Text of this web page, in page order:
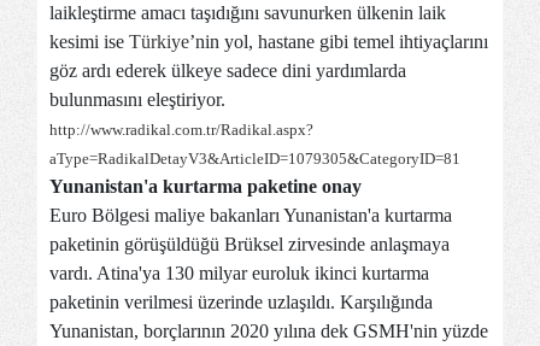
laikleştirme amacı taşıdığını savunurken ülkenin laik
kesimi ise Türkiye’nin yol, hastane gibi temel ihtiyaçlarını
göz ardı ederek ülkeye sadece dini yardımlarda
bulunmasını eleştiriyor.
http://www.radikal.com.tr/Radikal.aspx?
aType=RadikalDetayV3&ArticleID=1079305&CategoryID=81
Yunanistan'a kurtarma paketine onay
Euro Bölgesi maliye bakanları Yunanistan'a kurtarma
paketinin görüşüldüğü Brüksel zirvesinde anlaşmaya
vardı. Atina'ya 130 milyar euroluk ikinci kurtarma
paketinin verilmesi üzerinde uzlaşıldı. Karşılığında
Yunanistan, borçlarının 2020 yılına dek GSMH'nin yüzde